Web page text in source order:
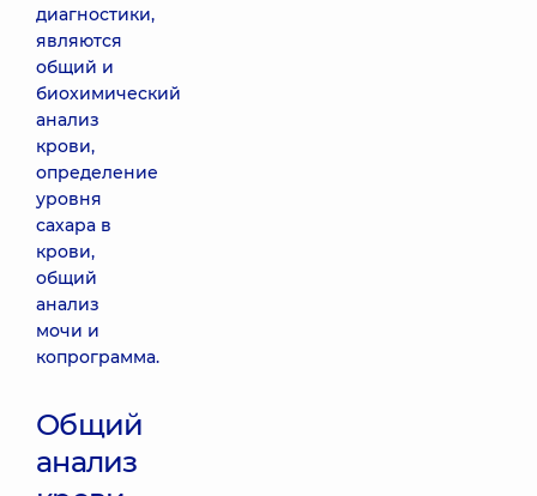
диагностики,
являются
общий и
биохимический
анализ
крови,
определение
уровня
сахара в
крови,
общий
анализ
мочи и
копрограмма.
Общий
анализ